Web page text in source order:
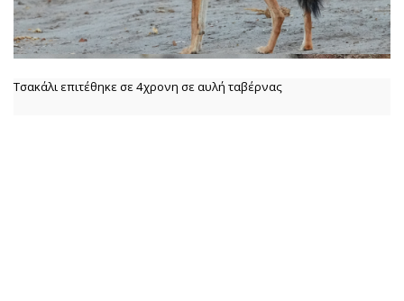
Τσακάλι επιτέθηκε σε 4χρονη σε αυλή ταβέρνας